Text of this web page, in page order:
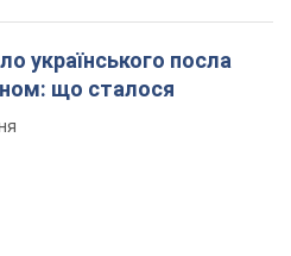
українського посла
що сталося